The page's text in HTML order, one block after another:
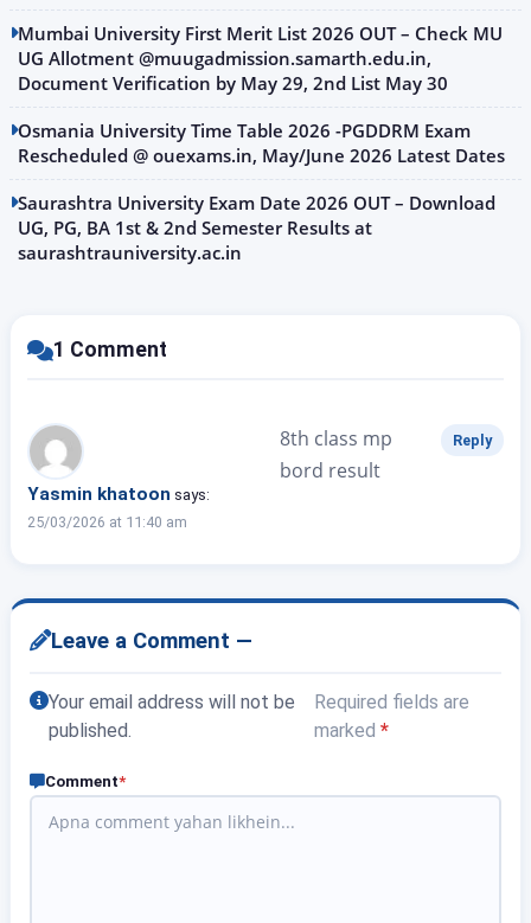
Mumbai University First Merit List 2026 OUT – Check MU
UG Allotment @muugadmission.samarth.edu.in,
Document Verification by May 29, 2nd List May 30
Osmania University Time Table 2026 -PGDDRM Exam
Rescheduled @ ouexams.in, May/June 2026 Latest Dates
Saurashtra University Exam Date 2026 OUT – Download
UG, PG, BA 1st & 2nd Semester Results at
saurashtrauniversity.ac.in
1 Comment
Yasmin khatoon says:
25/03/2026 at 11:40 am
8th class mp
bord result
Reply
Leave a Comment —
Your email address will not be
published.
Required fields are
marked*
Comment*